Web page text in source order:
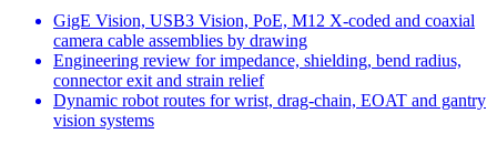
GigE Vision, USB3 Vision, PoE, M12 X-coded and coaxial
camera cable assemblies by drawing
Engineering review for impedance, shielding, bend radius,
connector exit and strain relief
Dynamic robot routes for wrist, drag-chain, EOAT and gantry
vision systems